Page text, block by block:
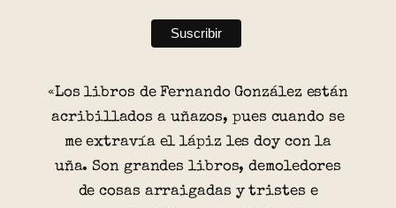
«Los libros de Fernando González están
acribillados a uñazos, pues cuando se
me extravía el lápiz les doy con la
uña. Son grandes libros, demoledores
de cosas arraigadas y tristes e